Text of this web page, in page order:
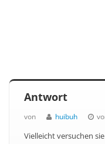
Antwort
von huibuh
Vielleicht versuchen